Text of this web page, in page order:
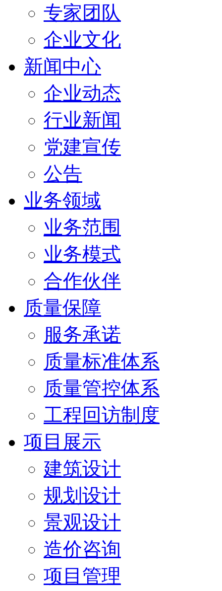
专家团队
企业文化
新闻中心
企业动态
行业新闻
党建宣传
公告
业务领域
业务范围
业务模式
合作伙伴
质量保障
服务承诺
质量标准体系
质量管控体系
工程回访制度
项目展示
建筑设计
规划设计
景观设计
造价咨询
项目管理